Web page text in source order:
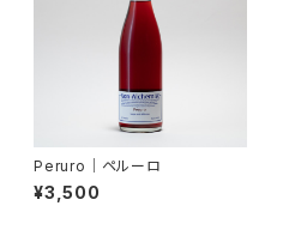
Peruro│ペルーロ
¥3,500